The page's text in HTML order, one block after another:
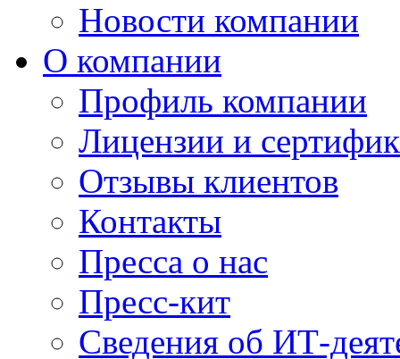
Новости компании
О компании
Профиль компании
Лицензии и
Отзывы клиентов
Контакты
Пресса о нас
Пресс-кит
Сведения об ИТ-